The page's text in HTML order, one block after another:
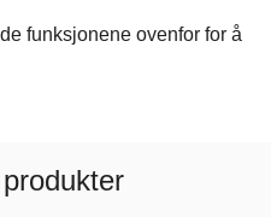
funksjonene ovenfor for å